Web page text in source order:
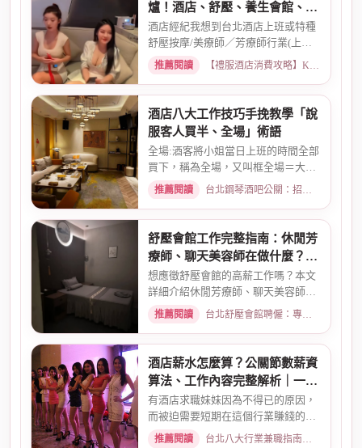
爐！酒店、舒壓、養生會館、經
紀人推薦
酒店經紀我想到台北酒店上班或特種
舒壓按摩/美療師／芳療師行業(上班
天數可自選) 特種行業工作也...
推薦閱讀 【禮服酒店消費攻略】KTV喝酒娛樂、價格試算 · 2026-01-15
酒店八大工作技巧手挽教學「說
服客人買半、全場」術語
全場:酒客將小姐當日上班的時間全部
買下，稱為全場，又叫框全場＝大框
＝外全酒店買框送s外全多少...
推薦閱讀 台北鋼琴酒吧公關：招募條件與工作環境介紹 · 2026-03-26
舒壓會館工作完整指南：休閒芳
療師、聊天美容師在做什麼？薪
資待遇一次看
想應徵舒壓會館的高薪工作嗎？本文
詳細介紹休閒芳療師、聊天美容師的
真實工作內容、薪資計算方式...
推薦閱讀 台北舒壓會館聘僱：專業按摩師職缺與職涯規劃 · 2026-03-09
酒店薪水怎麼算？公關節數薪資
算法、工作內容完整解析｜一次
搞懂收入結構
有酒店求職妹妹因為不得已的原因，
而被迫需要短期在這個行業賺錢的時
候而環境又你文章提到的那麼...
推薦閱讀 台北八大行業兼職指南：熱門職缺與求職須知 · 2026-02-13